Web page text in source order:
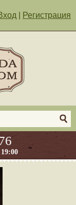
Регистрация